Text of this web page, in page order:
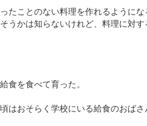
たことのない料理を作れるようにな
うかは知らないけれど、料理に対
食を食べて育った。
はおそらく学校にいる給食のおばさ